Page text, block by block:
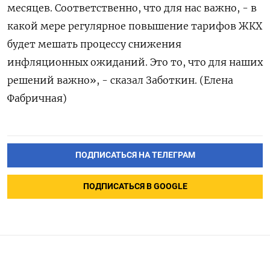
месяцев. Соответственно, что для нас важно, - в
какой мере регулярное повышение тарифов ЖКХ
будет мешать процессу снижения
инфляционных ожиданий. Это то, что для наших
решений важно», - сказал Заботкин. (Елена
Фабричная)
ПОДПИСАТЬСЯ НА ТЕЛЕГРАМ
ПОДПИСАТЬСЯ В GOOGLE